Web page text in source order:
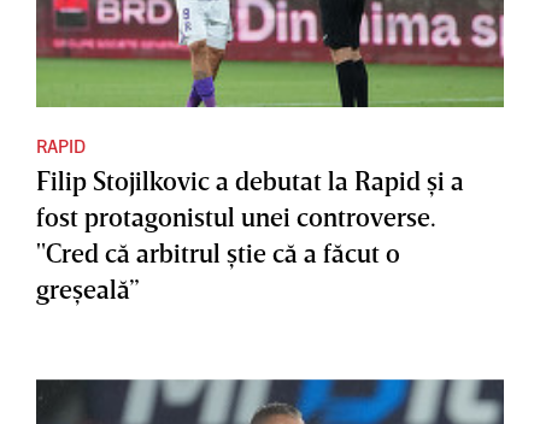
RAPID
Filip Stojilkovic a debutat la Rapid şi a
fost protagonistul unei controverse.
"Cred că arbitrul ştie că a făcut o
greşeală”